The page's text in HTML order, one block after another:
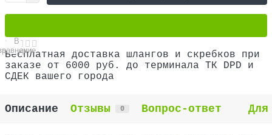
ВВ
Бесплатная доставка шлангов и скребков при
заказе от 6000 руб. до терминала ТК DPD и
СДЕК вашего города
Описание Отзывы 0 Вопрос-ответ